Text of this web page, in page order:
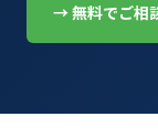
→ 無料でご相